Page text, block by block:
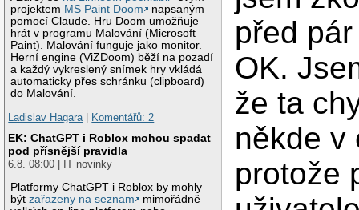
projektem MS Paint Doom
napsaným
pomocí Claude. Hru Doom umožňuje
hrát v programu Malování (Microsoft
Paint). Malování funguje jako monitor.
Herní engine (ViZDoom) běží na pozadí
a každý vykreslený snímek hry vkládá
automaticky přes schránku (clipboard)
do Malování.
Ladislav Hagara
Komentářů: 2
EK: ChatGPT i Roblox mohou spadat
pod přísnější pravidla
6.8. 08:00 | IT novinky
Platformy ChatGPT i Roblox by mohly
býtzařazeny na seznam
mimořádně
před
OK.
že ta
někde v
protože